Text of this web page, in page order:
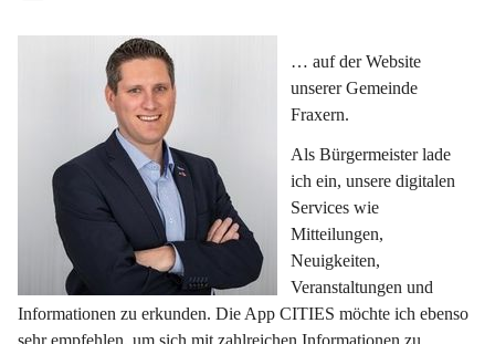
… auf der Website
unserer Gemeinde
Fraxern.
Als Bürgermeister lade
ich ein, unsere digitalen
Services wie
Mitteilungen,
Neuigkeiten,
Veranstaltungen und
Informationen zu erkunden. Die App CITIES möchte ich ebenso
sehr empfehlen, um sich mit zahlreichen Informationen zu